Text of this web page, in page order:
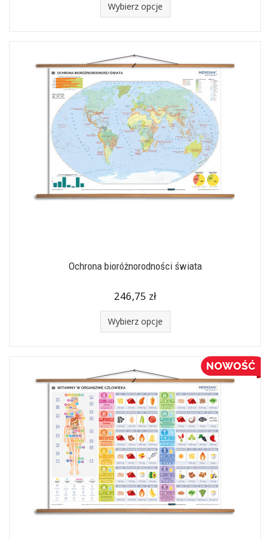
Wybierz opcje
Ochrona bioróżnorodności świata
246,75 zł
Wybierz opcje